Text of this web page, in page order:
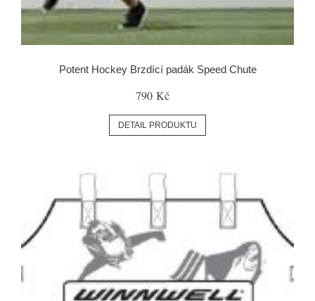
Potent Hockey Brzdící padák Speed Chute
790 Kč
DETAIL PRODUKTU